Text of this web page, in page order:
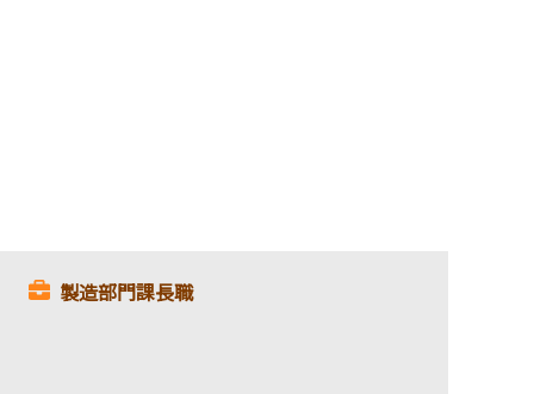
製造部門課長職